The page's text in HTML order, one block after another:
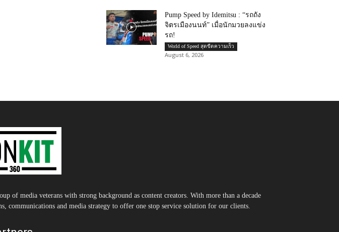
Pump Speed by Idemitsu : “รถถัง
จิตรเมืองนนท์” เมื่อนักมวยลงแข่ง
รถ!
World of Speed สุดขีดความเร็ว
August 6, 2026
of media veterans with strong background as content creators. With more than a decade
communications and media strategy to offer one stop service solution for our clients.